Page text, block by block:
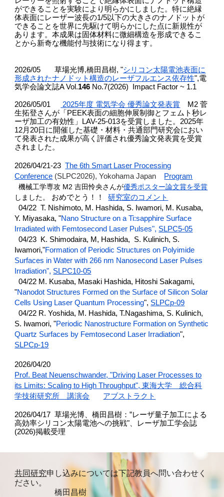
ができることを実験により明らかにしました。特に絶縁
体表面にレーザー波長の1/5以下の大きさのナノドットが
できることを世界に先駆けて明らかにした点に新規性が
あります。本成果は固体材料に微細構造を形成できるこ
とから新奇な機能付与技術になり得ます。
2026/05草場光博,橋田昌樹, "シリコン太陽電池表面に
形成されたナノドット構造のレーザフルエンス依存性",電
気学会論文誌A Vol.146 No.7(2026) Impact Factor ~ 1.1
2026/05/01 2025年度 電気学会 優秀論文発表賞 M2 菅
生拓登さんが「PEEK表面の細胞伸展制御とフェムト秒レ
ーザ加工の有効性」LAV-25-013を受賞しました。2025年
12月20日に開催した基礎・材料・共通部門研究会におい
て発表された成果が高く評価され優秀論文発表賞を受賞
されました。
2026/04/21-23 The 6th Smart Laser Processing
Conference (SLPC2026), Yokohama Japan Program
機械工学専攻 M2吉田怜央さんが優秀ポスター論文賞を受賞
しました。
おめでとう！！研究室のコメント
04/22 T. Nishimoto, M. Hashida, S. Iwamori, M. Kusaba,
Y. Miyasaka,"Nano Structure on a Ti:sapphire Surface
Irradiated with Femtosecond Laser Pulses", SLPC5-05
04/23 K. Shimodaira, M, Hashida,
S. Kulinich, S.
Iwamori,"Formation of Periodic Structures on Polyimide
Surfaces in Water with 266 nm Nanosecond Laser Pulses
Irradiation", SLPC10-05
04/22 M. Kusaba, Masaki Hashida, Hitoshi Sakagami,
"Nanodot Structures Formed on the Surface of Silicon Solar
Cells Using Laser Quantum Processing", SLPCp-09
04/22 R. Yoshida, M. Hashida, T.Nagashima, S. Kulinich,
S. Iwamori, "Periodic Nanostructure Formation on Synthetic
Quartz Surfaces by Femtosecond Laser Irradiation",
SLPCp-19
2026/04/20
Prof. Beat Neuenschwander, "Driving Laser Processes to
its Limits: Scaling to High Throughput", 東海大学 総合科
学技術研究所 講演会
アブストラクト
2026/04/17 草場光博、橋田昌樹：”レーザ量子加工による
高効率シリコン太陽電池への挑戦"、レーザ加工学会誌
(2026)掲載受理
共同研究申し込みについては下記教員へ問い合わせく
ださい。
橋田昌樹